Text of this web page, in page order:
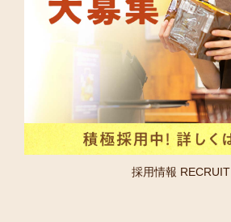
採用情報 RECRUIT